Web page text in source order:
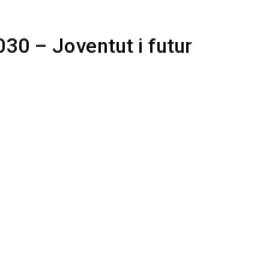
– Joventut i futur